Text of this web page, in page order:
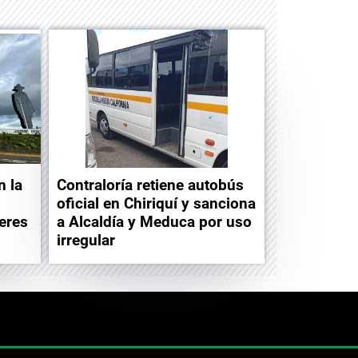
la
Contraloría retiene autobús
oficial en Chiriquí y sanciona
a Alcaldía y Meduca por uso
irregular